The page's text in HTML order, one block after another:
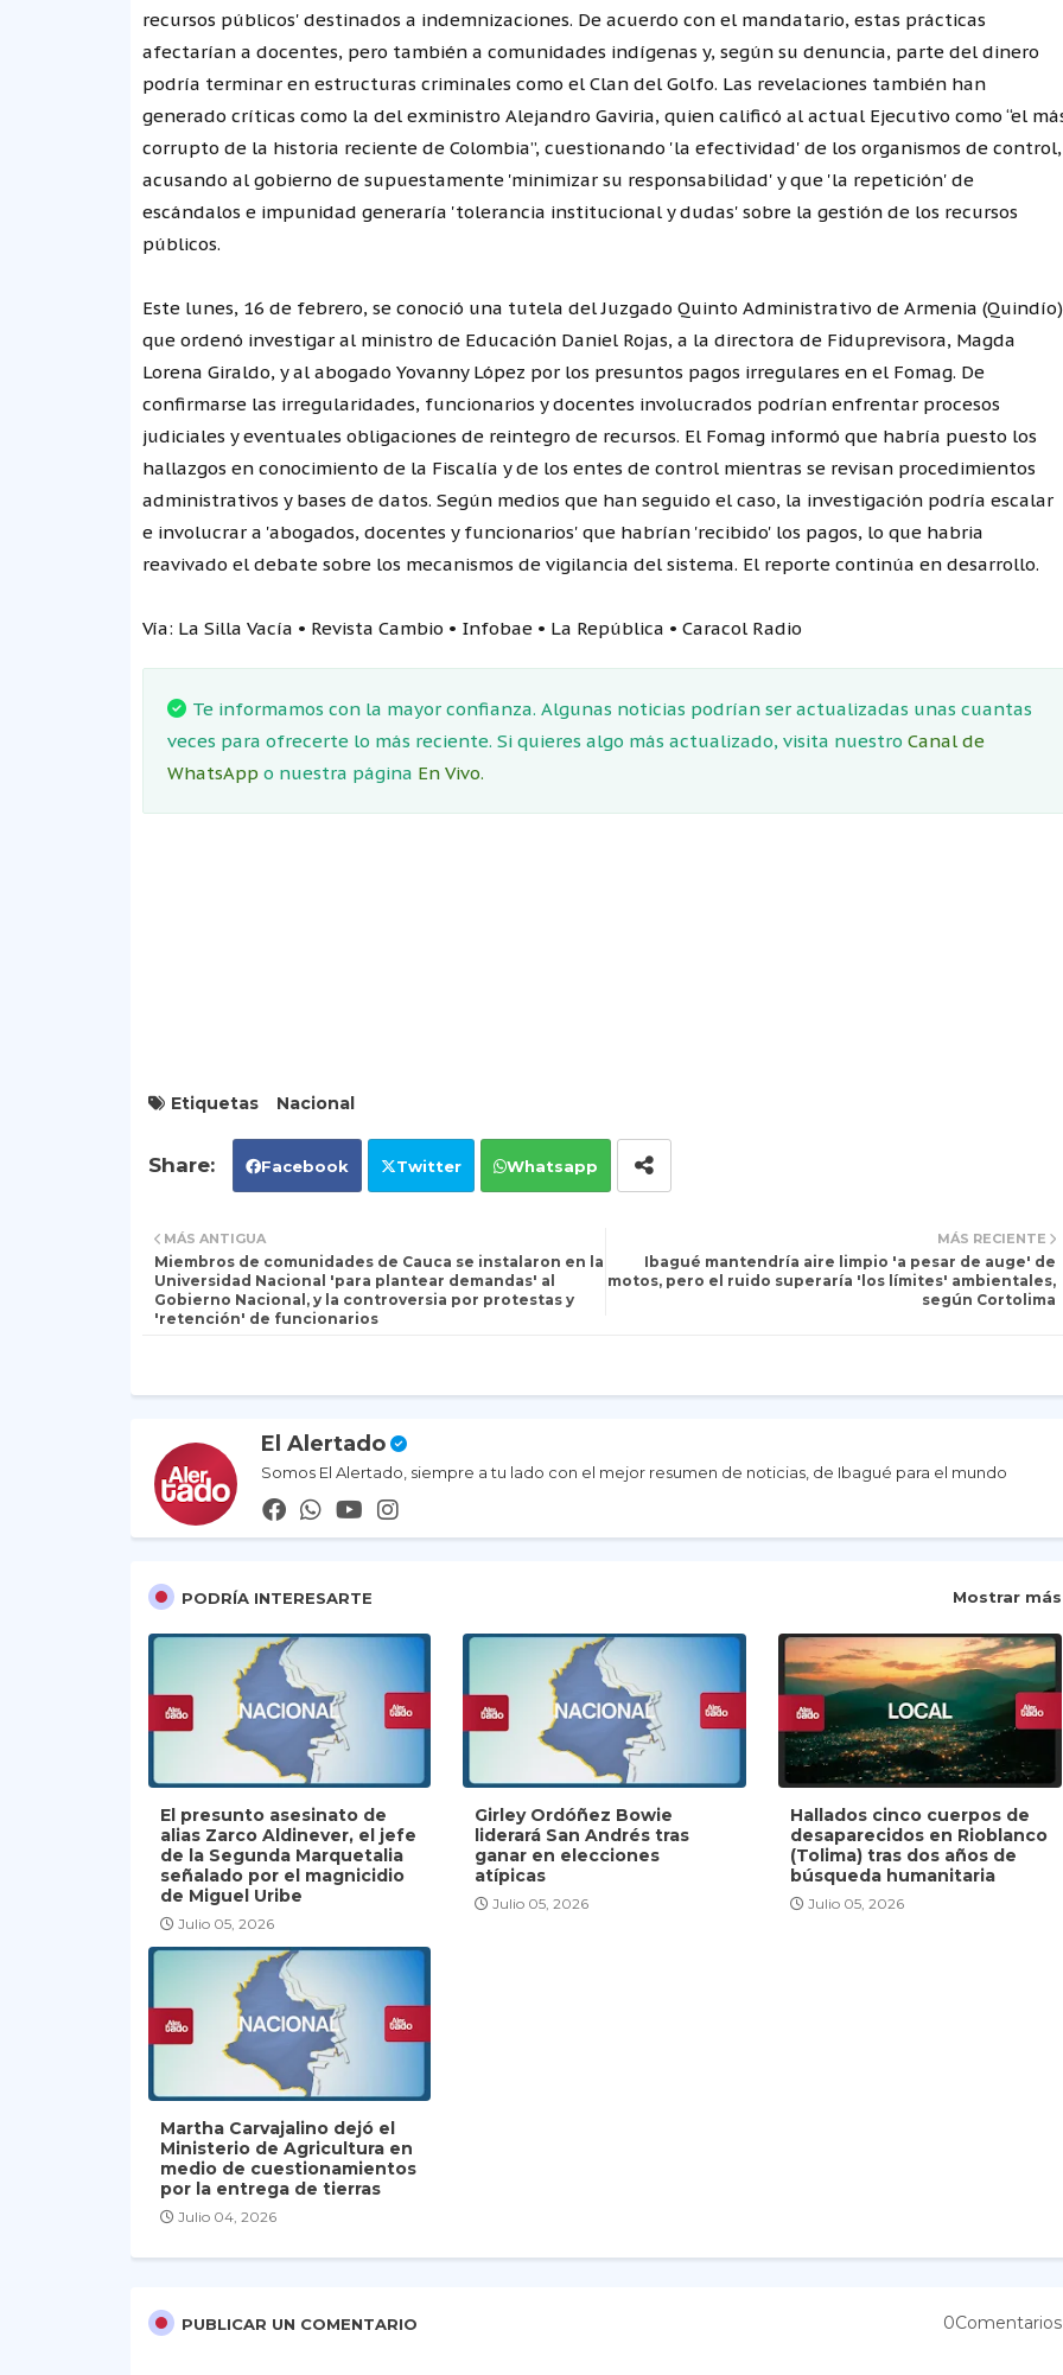
recursos públicos' destinados a indemnizaciones. De acuerdo con el mandatario, estas prácticas
afectarían a docentes, pero también a comunidades indígenas y, según su denuncia, parte del dinero
podría terminar en estructuras criminales como el Clan del Golfo. Las revelaciones también han
generado críticas como la del exministro Alejandro Gaviria, quien calificó al actual Ejecutivo como “el
corrupto de la historia reciente de Colombia”, cuestionando 'la efectividad' de los organismos de control,
acusando al gobierno de supuestamente 'minimizar su responsabilidad' y que 'la repetición' de
escándalos e impunidad generaría 'tolerancia institucional y dudas' sobre la gestión de los recursos
públicos.
Este lunes, 16 de febrero, se conoció una tutela del Juzgado Quinto Administrativo de Armenia (Quindío)
que ordenó investigar al ministro de Educación Daniel Rojas, a la directora de Fiduprevisora, Magda
Lorena Giraldo, y al abogado Yovanny López por los presuntos pagos irregulares en el Fomag. De
confirmarse las irregularidades, funcionarios y docentes involucrados podrían enfrentar procesos
judiciales y eventuales obligaciones de reintegro de recursos. El Fomag informó que habría puesto los
hallazgos en conocimiento de la Fiscalía y de los entes de control mientras se revisan procedimientos
administrativos y bases de datos. Según medios que han seguido el caso, la investigación podría escalar
e involucrar a 'abogados, docentes y funcionarios' que habrían 'recibido' los pagos, lo que habria
reavivado el debate sobre los mecanismos de vigilancia del sistema. El reporte continúa en desarrollo.
Vía: La Silla Vacía • Revista Cambio • Infobae • La República • Caracol Radio
Te informamos con la mayor confianza. Algunas noticias podrían ser actualizadas unas cuantas
veces para ofrecerte lo más reciente. Si quieres algo más actualizado, visita nuestro Canal de
WhatsAppo nuestra página En Vivo.
Etiquetas Nacional
Facebook Twitter Whatsapp
MÁS RECIENTE
Ibagué mantendría aire limpio 'a pesar de auge' de
motos, pero el ruido superaría 'los límites' ambientales,
según Cortolima
MÁS ANTIGUA
Miembros de comunidades de Cauca se instalaron en la
Universidad Nacional 'para plantear demandas' al
Gobierno Nacional, y la controversia por protestas y
'retención' de funcionarios
El Alertado
Somos El Alertado, siempre a tu lado con el mejor resumen de noticias, de Ibagué para el mundo
PODRÍA INTERESARTE Mostrar más
El presunto asesinato de
alias Zarco Aldinever, el jefe
de la Segunda Marquetalia
señalado por el magnicidio
de Miguel Uribe
Julio 05, 2026
Girley Ordóñez Bowie
liderará San Andrés tras
ganar en elecciones
atípicas
Julio 05, 2026
Hallados cinco cuerpos de
desaparecidos en Rioblanco
(Tolima) tras dos años de
búsqueda humanitaria
Julio 05, 2026
Martha Carvajalino dejó el
Ministerio de Agricultura en
medio de cuestionamientos
por la entrega de tierras
Julio 04, 2026
PUBLICAR UN COMENTARIO 0Comentarios